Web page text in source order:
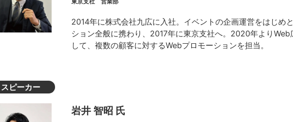
2014年に株式会社九広に入社。イベントの企画運営をはじめ
ション全般に携わり、2017年に東京支社へ。2020年より
して、複数の顧客に対するWebプロモーションを担当。
スピーカー
岩井 智昭 氏